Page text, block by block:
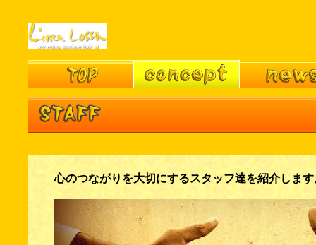
心のつながりを大切にするスタッフ達を紹介します